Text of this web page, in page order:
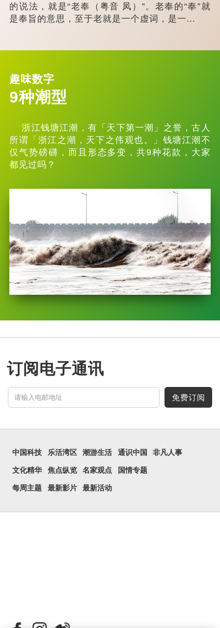
的说法，就是“老奉（粤音 凤）”。老奉的“奉”就
是奉旨的意思，至于老就是一个虚词，是一...
趣味数字
9种潮型
浙江钱塘江潮，有「天下第一潮」之誉，古人
所谓「浙江之潮，天下之伟观也。」钱塘江潮不
仅气势磅礴，而且形态多变，共9种花款，大家
都见过吗？
订阅电子通讯
免费订阅
中国科技 乐活湾区 潮游生活 通识中国 非凡人事
文化精华 焦点纵览 名家观点 国情专题
每周主题 最新影片 最新活动